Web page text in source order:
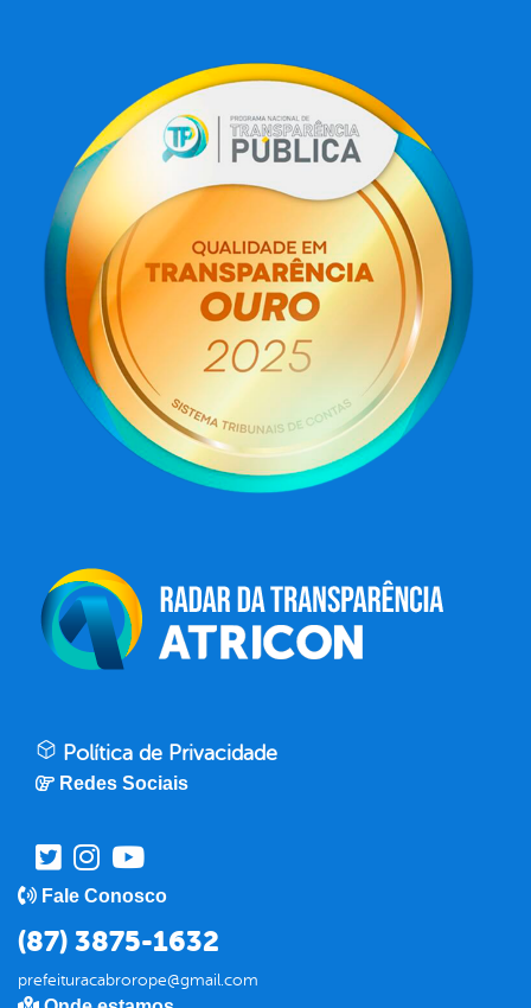
Política de Privacidade
Redes Sociais
Fale Conosco
(87) 3875-1632
prefeituracabrorope@gmail.com